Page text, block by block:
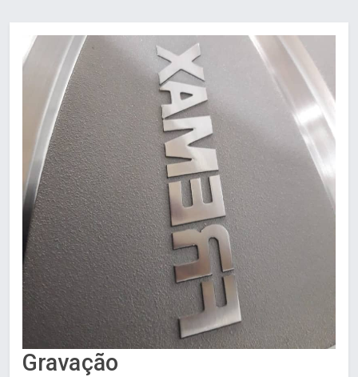
Gravação